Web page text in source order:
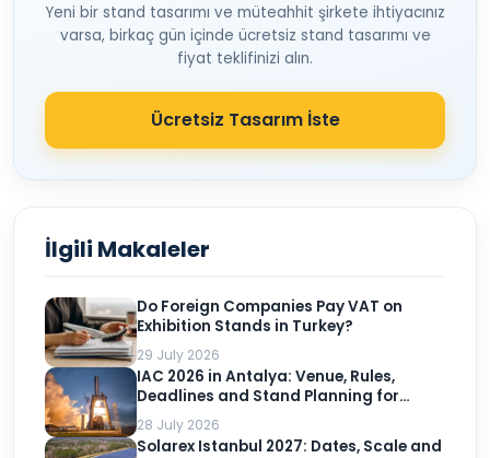
Yeni bir stand tasarımı ve müteahhit şirkete ihtiyacınız
varsa, birkaç gün içinde ücretsiz stand tasarımı ve
fiyat teklifinizi alın.
Ücretsiz Tasarım İste
İlgili Makaleler
Do Foreign Companies Pay VAT on
Exhibition Stands in Turkey?
29 July 2026
IAC 2026 in Antalya: Venue, Rules,
Deadlines and Stand Planning for
Exhibitors
28 July 2026
Solarex Istanbul 2027: Dates, Scale and